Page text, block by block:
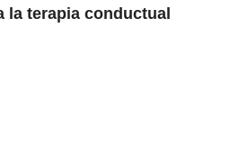
la terapia conductual